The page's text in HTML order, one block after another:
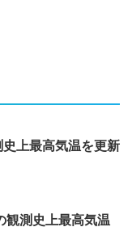
上最高気温を更新
観測史上最高気温